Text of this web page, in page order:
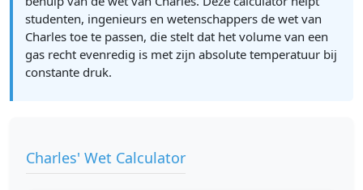
studenten, ingenieurs en wetenschappers de wet van
Charles toe te passen, die stelt dat het volume van een
gas recht evenredig is met zijn absolute temperatuur bij
constante druk.
Charles' Wet Calculator